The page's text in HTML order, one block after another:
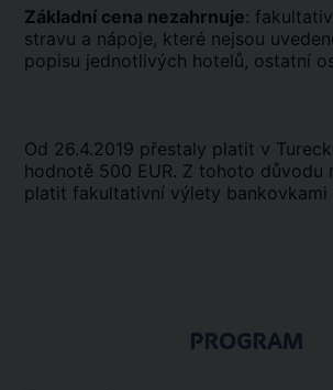
Základní cena nezahrnuje:
stravu a nápoje, které nejsou
popisu jednotlivých hotelů, ostatní
Od 26.4.2019 přestaly platit v
hodnotě 500 EUR. Z tohoto důvodu
platit fakultativní výlety
PROGRAM